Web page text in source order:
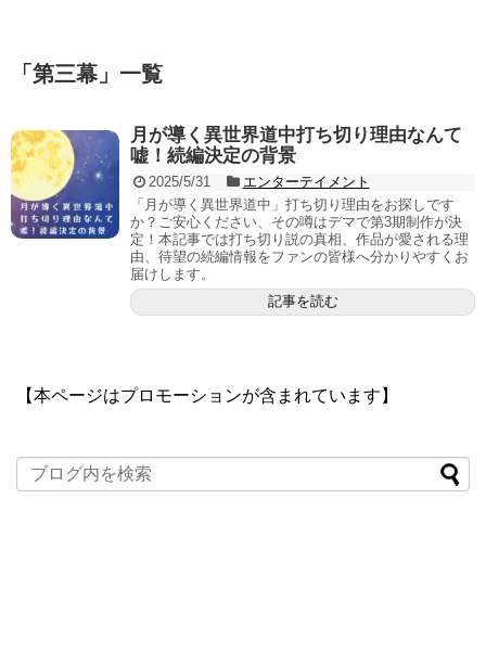
「 第三幕 」 一覧
月が導く異世界道中打ち切り理由なんて
嘘！続編決定の背景
2025/5/31
エンターテイメント
「月が導く異世界道中」打ち切り理由をお探しです
か？ご安心ください、その噂はデマで第3期制作が決
定！本記事では打ち切り説の真相、作品が愛される理
由、待望の続編情報をファンの皆様へ分かりやすくお
届けします。
記事を読む
【本ページはプロモーションが含まれています】